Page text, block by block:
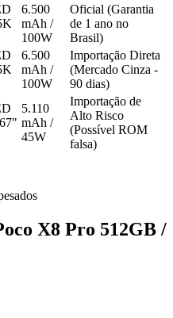
6.500
mAh /
100W
Oficial (Garantia
de 1 ano no
Brasil)
6.500
mAh /
100W
Importação Direta
(Mercado Cinza -
90 dias)
5.110
mAh /
45W
Importação de
Alto Risco
(Possível ROM
falsa)
X8 Pro 512GB /